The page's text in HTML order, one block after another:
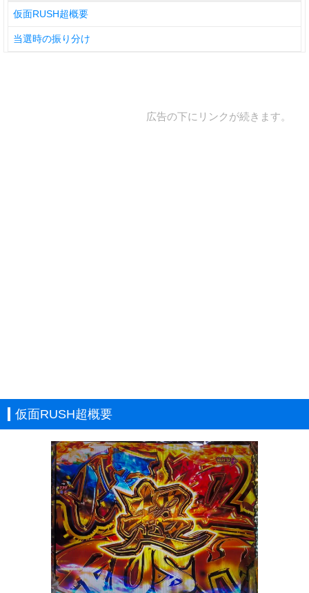
仮面RUSH超概要
当選時の振り分け
広告の下にリンクが続きます。
仮面RUSH超概要